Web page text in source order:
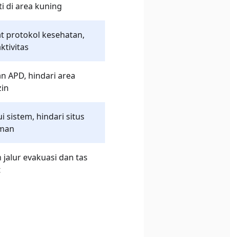
di area kuning
protokol kesehatan,
APD, hindari area
sistem, hindari situs
jalur evakuasi dan tas